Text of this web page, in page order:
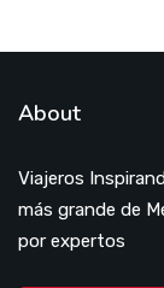
About
Viajeros
más grande de
por expertos